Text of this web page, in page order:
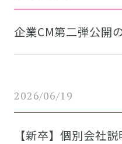
企業CM第二弾公開
2026/06/19
【新卒】個別会社